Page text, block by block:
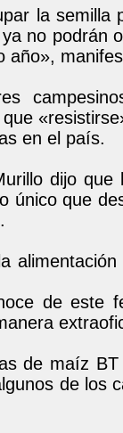
la semilla
no podrán
año»,
en el país.
dijo que
único que
de este
de maíz
de los